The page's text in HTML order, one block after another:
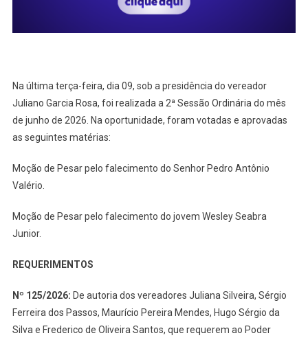
Na última terça-feira, dia 09, sob a presidência do vereador
Juliano Garcia Rosa, foi realizada a 2ª Sessão Ordinária do mês
de junho de 2026. Na oportunidade, foram votadas e aprovadas
as seguintes matérias:
Moção de Pesar pelo falecimento do Senhor Pedro Antônio
Valério.
Moção de Pesar pelo falecimento do jovem Wesley Seabra
Junior.
REQUERIMENTOS
Nº 125/2026: De autoria dos vereadores Juliana Silveira, Sérgio
Ferreira dos Passos, Maurício Pereira Mendes, Hugo Sérgio da
Silva e Frederico de Oliveira Santos, que requerem ao Poder